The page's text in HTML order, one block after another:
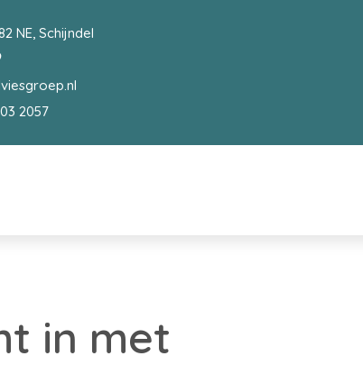
NE, Schijndel
2057
in met